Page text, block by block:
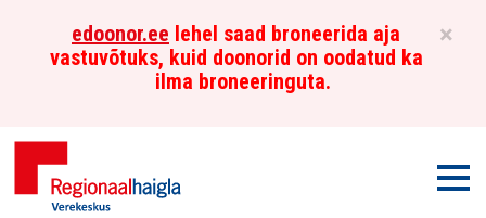
×
edoonor.ee lehel saad broneerida aja
vastuvõtuks, kuid doonorid on oodatud ka
ilma broneeringuta.